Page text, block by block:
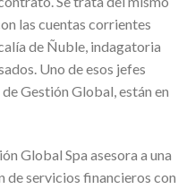
las cuentas corrientes
de Ñuble, indagatoria
Uno de esos jefes
Gestión Global, están en
Global Spa asesora a una
de servicios financieros con